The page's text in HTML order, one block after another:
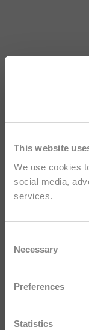
This website
We use cookies
social media,
services.
Selection
Necessary
Preferences
Statistics